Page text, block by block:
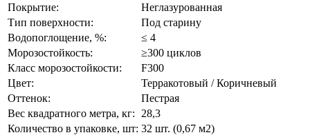
Покрытие:
Неглазурованная
Тип поверхности:
Под старину
Водопоглощение, %:
≤ 4
Морозостойкость:
≥300 циклов
Класс морозостойкости:
F300
Цвет:
Терракотовый / Коричневый
Оттенок:
Пестрая
Вес квадратного метра, кг:
28,3
Количество в упаковке, шт: 32 шт. (0,67 м2)